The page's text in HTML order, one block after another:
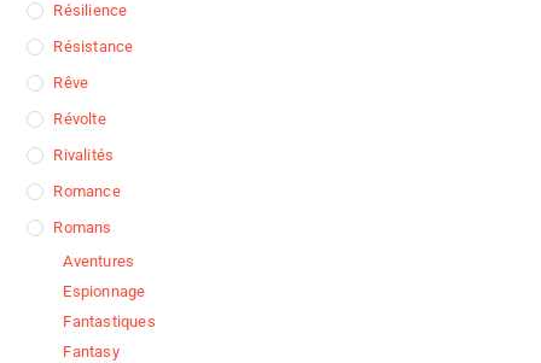
Résilience
Résistance
Rêve
Révolte
Rivalités
Romance
Romans
Aventures
Espionnage
Fantastiques
Fantasy